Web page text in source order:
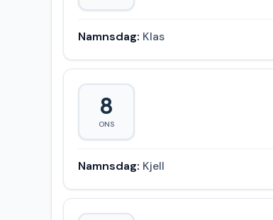
Namnsdag: Klas
8
ONS
Namnsdag: Kjell